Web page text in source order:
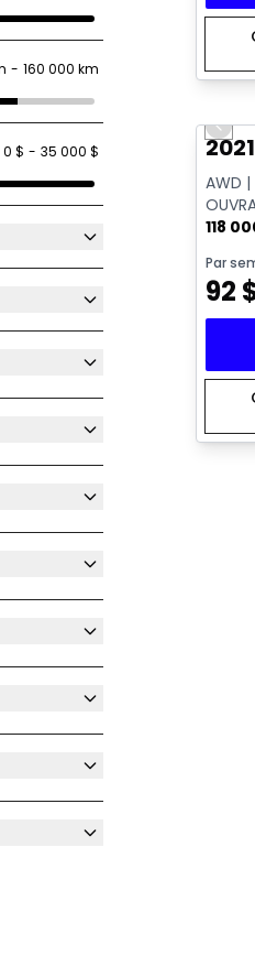
- 160 000 km
0 $ - 35 000 $
Vidéo
AWD |
118
Par
92